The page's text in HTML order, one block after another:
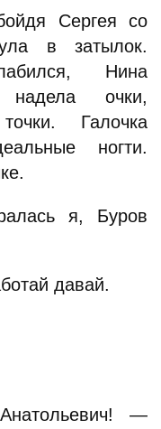
Сергея со
в затылок.
Нина
надела очки,
Галочка
ногти.
я, Буров
давай.
—